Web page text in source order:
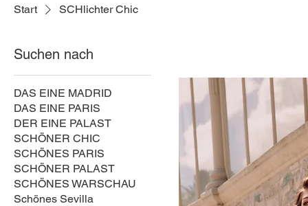
Start SCHlichter Chic
Suchen nach
DAS EINE MADRID
DAS EINE PARIS
DER EINE PALAST
SCHÖNER CHIC
SCHÖNES PARIS
SCHÖNER PALAST
SCHÖNES WARSCHAU
Schönes Sevilla